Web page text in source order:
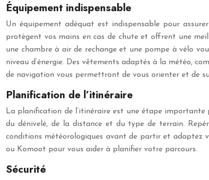
Équipement indispensable
Un équipement adéquat est indispensable pour
protègent vos mains en cas de chute et offrent une
une chambre à air de rechange et une pompe à vélo
niveau d’énergie. Des vêtements adaptés à la météo,
de navigation vous permettront de vous orienter et de
Planification de l’itinéraire
La planification de l’itinéraire est une étape
du dénivelé, de la distance et du type de terrain.
conditions météorologiques avant de partir et adaptez
ou Komoot pour vous aider à planifier votre parcours.
Sécurité